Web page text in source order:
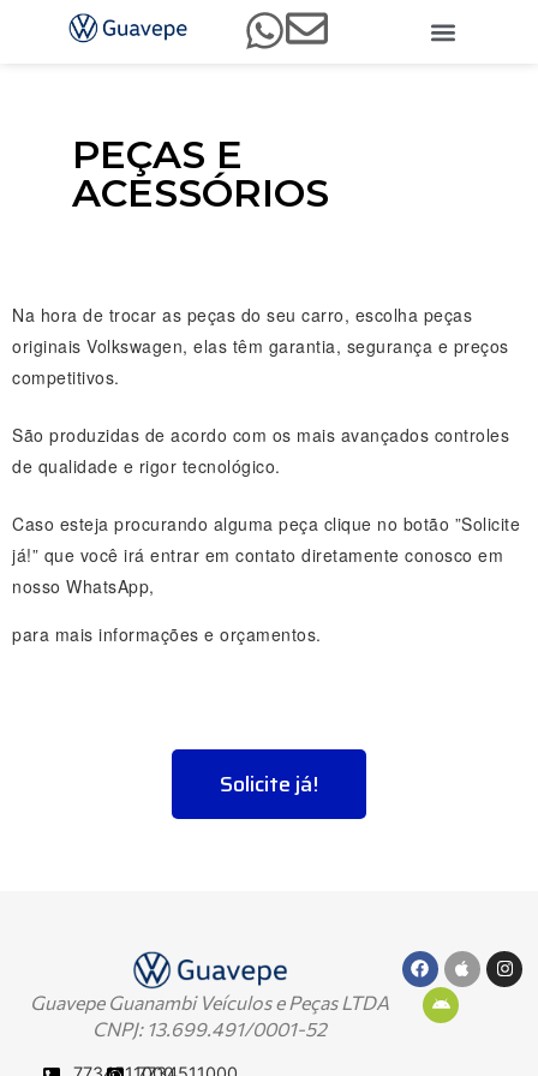
PEÇAS E
ACESSÓRIOS
Na hora de trocar as peças do seu carro, escolha peças
originais Volkswagen, elas têm garantia, segurança e preços
competitivos.
São produzidas de acordo com os mais avançados controles
de qualidade e rigor tecnológico.
Caso esteja procurando alguma peça clique no botão ”Solicite
já!” que você irá entrar em contato diretamente conosco em
nosso WhatsApp,
para mais informações e orçamentos.
Solicite já!
Guavepe Guanambi Veículos e Peças LTDA
CNPJ: 13.699.491/0001-52